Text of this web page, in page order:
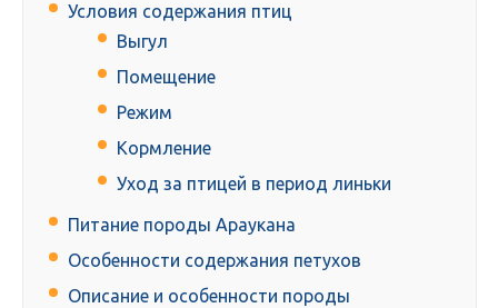
Условия содержания птиц
Выгул
Помещение
Режим
Кормление
Уход за птицей в период линьки
Питание породы Араукана
Особенности содержания петухов
Описание и особенности породы